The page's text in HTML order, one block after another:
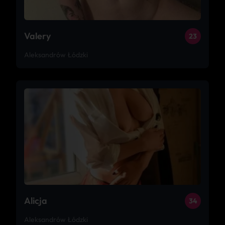
Valery 23
Aleksandrów Łódzki
Alicja 34
Aleksandrów Łódzki